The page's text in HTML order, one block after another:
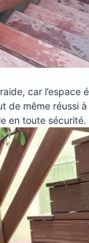
car l’espace
de même réussi
en toute sécurité.